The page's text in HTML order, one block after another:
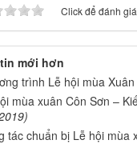
Click để đánh
mới hơn
trình Lễ hội mùa
mùa xuân Côn Sơn –
tác chuẩn bị Lễ hội mùa